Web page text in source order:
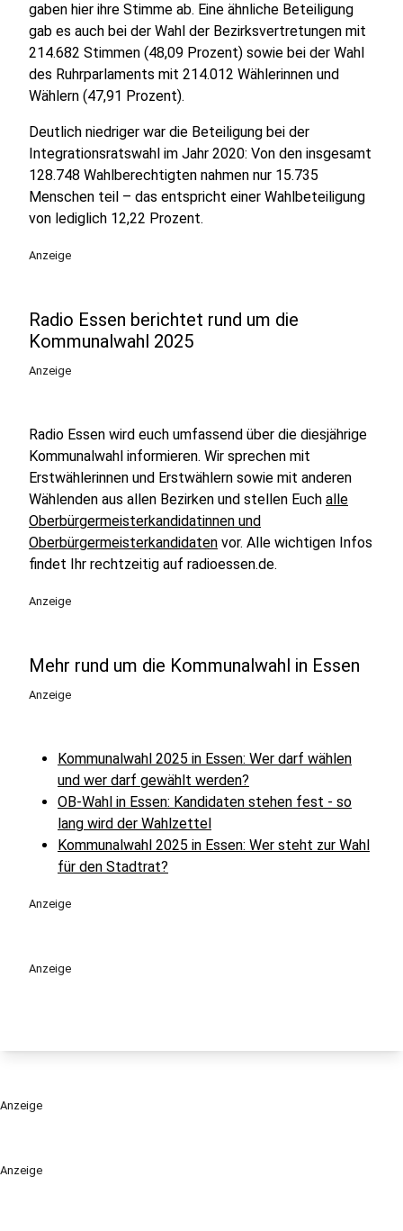
Anzeige
gaben hier ihre Stimme ab. Eine ähnliche Beteiligung
gab es auch bei der Wahl der Bezirksvertretungen mit
214.682 Stimmen (48,09 Prozent) sowie bei der Wahl
des Ruhrparlaments mit 214.012 Wählerinnen und
Wählern (47,91 Prozent).
Deutlich niedriger war die Beteiligung bei der
Integrationsratswahl im Jahr 2020: Von den insgesamt
128.748 Wahlberechtigten nahmen nur 15.735
Menschen teil – das entspricht einer Wahlbeteiligung
von lediglich 12,22 Prozent.
Anzeige
Radio Essen berichtet rund um die
Kommunalwahl 2025
Anzeige
Radio Essen wird euch umfassend über die diesjährige
Kommunalwahl informieren. Wir sprechen mit
Erstwählerinnen und Erstwählern sowie mit anderen
Wählenden aus allen Bezirken und stellen Euch alle
Oberbürgermeisterkandidatinnen und
Oberbürgermeisterkandidaten vor. Alle wichtigen Infos
findet Ihr rechtzeitig auf radioessen.de.
Anzeige
Mehr rund um die Kommunalwahl in Essen
Anzeige
Kommunalwahl 2025 in Essen: Wer darf wählen
und wer darf gewählt werden?
OB-Wahl in Essen: Kandidaten stehen fest - so
lang wird der Wahlzettel
Kommunalwahl 2025 in Essen: Wer steht zur Wahl
für den Stadtrat?
Anzeige
Anzeige
Anzeige